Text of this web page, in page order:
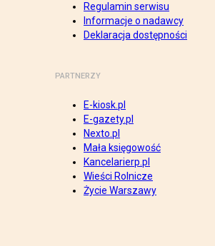
Regulamin serwisu
Informacje o nadawcy
Deklaracja dostępności
PARTNERZY
E-kiosk.pl
E-gazety.pl
Nexto.pl
Mała księgowość
Kancelarierp.pl
Wieści Rolnicze
Życie Warszawy